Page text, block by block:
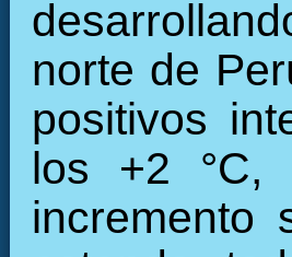
norte de
positivos
los +2 °C,
incremento